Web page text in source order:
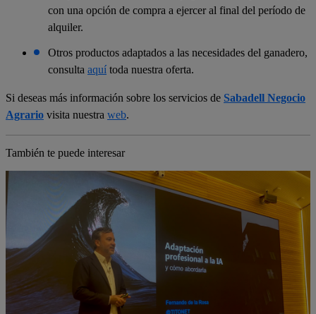
con una opción de compra a ejercer al final del período de
alquiler.
Otros productos adaptados a las necesidades del ganadero,
consulta aquí toda nuestra oferta.
Si deseas más información sobre los servicios de Sabadell Negocio
Agrario visita nuestra web.
También te puede interesar